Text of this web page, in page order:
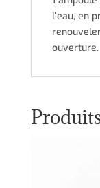
l’eau, en
ouverture.